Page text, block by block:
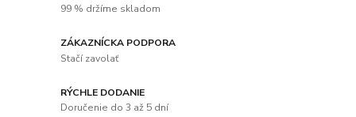
99 % držíme skladom
ZÁKAZNÍCKA PODPORA
Stačí zavolať
RÝCHLE DODANIE
Doručenie do 3 až 5 dní